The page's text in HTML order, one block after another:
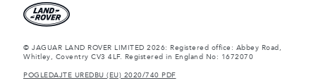
© JAGUAR LAND ROVER LIMITED 2026: Registered office: Abbey Road,
Whitley, Coventry CV3 4LF. Registered in England No: 1672070
POGLEDAJTE UREDBU (EU) 2020/740 PDF